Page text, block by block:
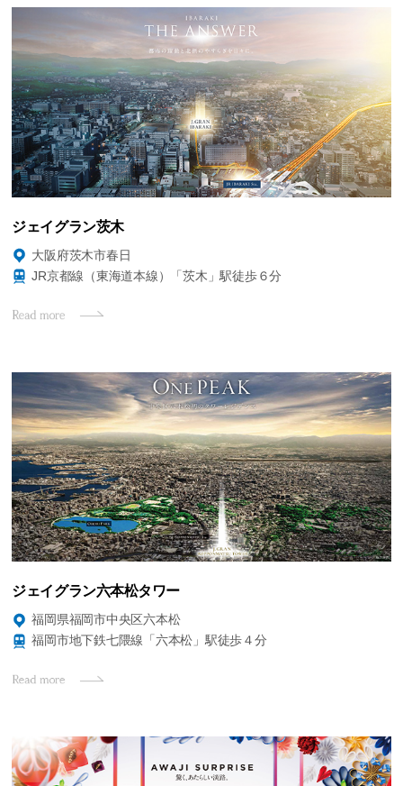
ジェイグラン茨木
大阪府茨木市春日
JR京都線（東海道本線）「茨木」駅徒歩６分
ジェイグラン六本松タワー
福岡県福岡市中央区六本松
福岡市地下鉄七隈線「六本松」駅徒歩４分